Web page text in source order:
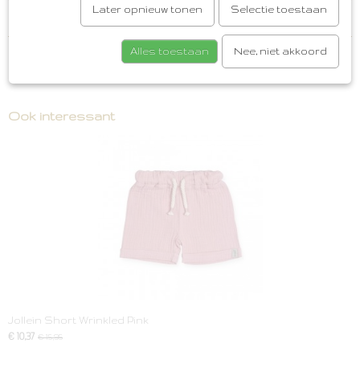
Save
Ook interessant
Jollein Short Wrinkled Pink
€ 10,37 € 15,95
Later opnieuw tonen Selectie toestaan
Alles toestaan Nee, niet akkoord